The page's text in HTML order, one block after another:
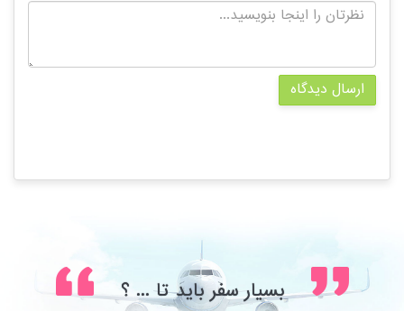
ارسال دیدگاه
بسیار سفر باید تا ... ؟